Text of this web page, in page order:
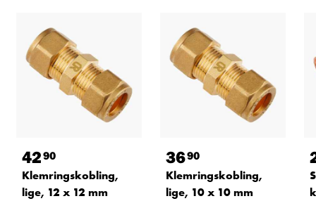
4290
Klemringskobling,
lige, 12 x 12 mm
3690
Klemringskobling,
lige, 10 x 10 mm